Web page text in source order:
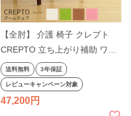
【全肘】 介護 椅子 クレプト
CREPTO 立ち上がり補助 ワイ
ド 完成品 木製 合皮 高齢者 ダ
イニングチェア 食堂椅子 リビ
ング 居間 アームチェア 洗面所
木製 椅子 敬老の日 クレス スタ
送料無料 3年保証
レビューキャンペーン対象
47,200